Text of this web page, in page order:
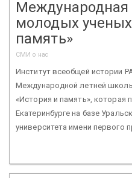
молодых
память»
СМИ о нас
Институт всеобщей истории
Международной летней
«История и память», которая
Екатеринбурге на базе
университета имени первого